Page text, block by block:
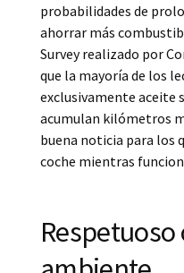
probabilidades de
ahorrar más
Survey realizado por
que la mayoría de los
exclusivamente aceite
acumulan kilómetros
buena noticia para los
coche mientras